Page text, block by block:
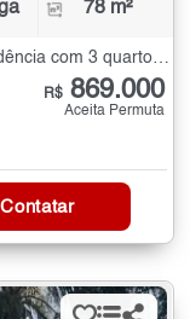
78 m²
Apartamento à Venda no Jardim Independência com 3 quartos - 78 m²
R$ 869.000
Aceita Permuta
Contatar